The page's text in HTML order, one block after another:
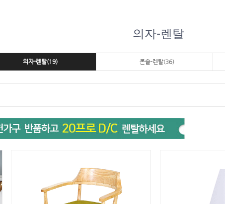
의자-렌탈
의자-렌탈(19) 콘솔-렌탈(36)